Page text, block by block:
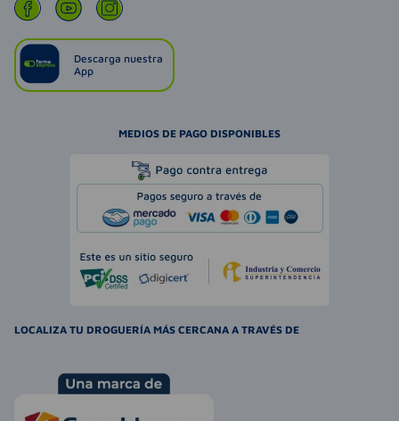
Descarga nuestra
App
MEDIOS DE PAGO DISPONIBLES
LOCALIZA TU DROGUERÍA MÁS CERCANA A TRAVÉS DE